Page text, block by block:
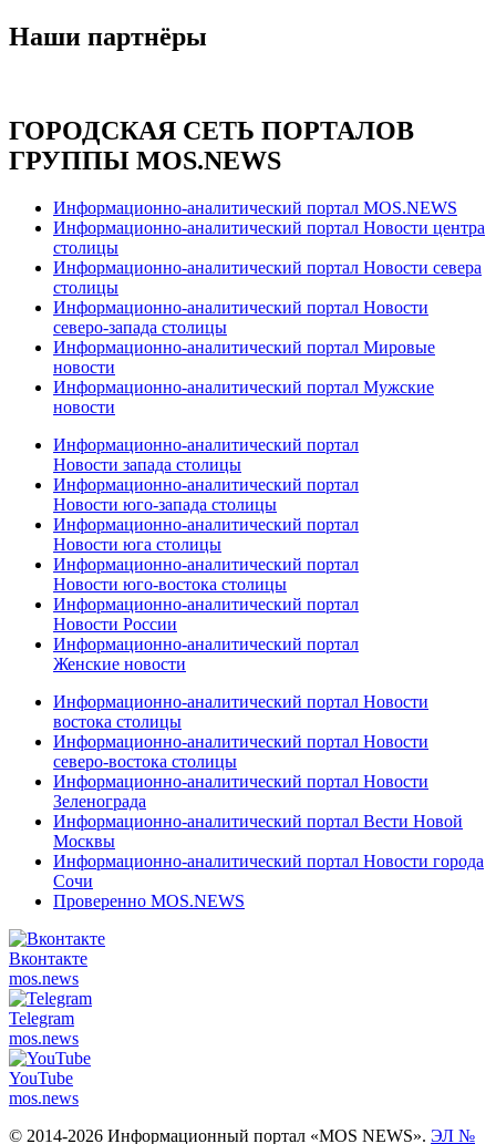
Наши партнёры
ГОРОДСКАЯ СЕТЬ ПОРТАЛОВ
ГРУППЫ MOS.NEWS
Информационно-аналитический портал MOS.NEWS
Информационно-аналитический портал Новости центра
столицы
Информационно-аналитический портал Новости севера
столицы
Информационно-аналитический портал Новости
северо-запада столицы
Информационно-аналитический портал Мировые
новости
Информационно-аналитический портал Мужские
новости
Информационно-аналитический портал
Новости запада столицы
Информационно-аналитический портал
Новости юго-запада столицы
Информационно-аналитический портал
Новости юга столицы
Информационно-аналитический портал
Новости юго-востока столицы
Информационно-аналитический портал
Новости России
Информационно-аналитический портал
Женские новости
Информационно-аналитический портал Новости
востока столицы
Информационно-аналитический портал Новости
северо-востока столицы
Информационно-аналитический портал Новости
Зеленограда
Информационно-аналитический портал Вести Новой
Москвы
Информационно-аналитический портал Новости города
Сочи
Проверенно MOS.NEWS
Вконтакте
mos.news
Telegram
mos.news
YouTube
mos.news
© 2014-2026 Информационный портал «MOS NEWS». ЭЛ №